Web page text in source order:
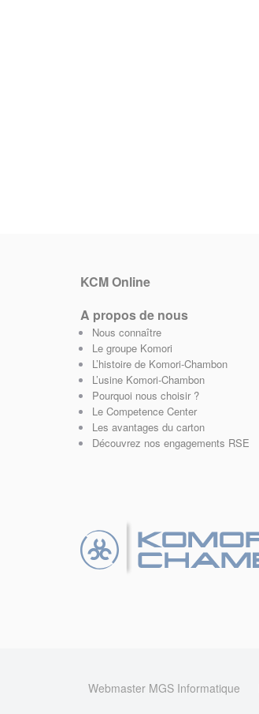
KCM Online
A propos de nous
Nous connaître
Le groupe Komori
L’histoire de Komori-Chambon
L’usine Komori-Chambon
Pourquoi nous choisir ?
Le Competence Center
Les avantages du carton
Découvrez nos engagements RSE
Webmaster MGS Informatique